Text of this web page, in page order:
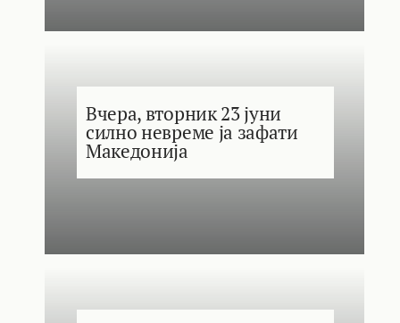
Вчера, вторник 23 јуни
силно невреме ја зафати
Македонија